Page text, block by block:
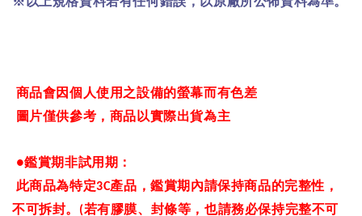
商品會因個人使用之設備的螢幕而有色差
圖片僅供參考，商品以實際出貨為主
●鑑賞期非試用期：
此商品為特定3C產品，鑑賞期內請保持商品的完整性，
不可拆封。 (若有膠膜、封條等，也請務必保持完整不可